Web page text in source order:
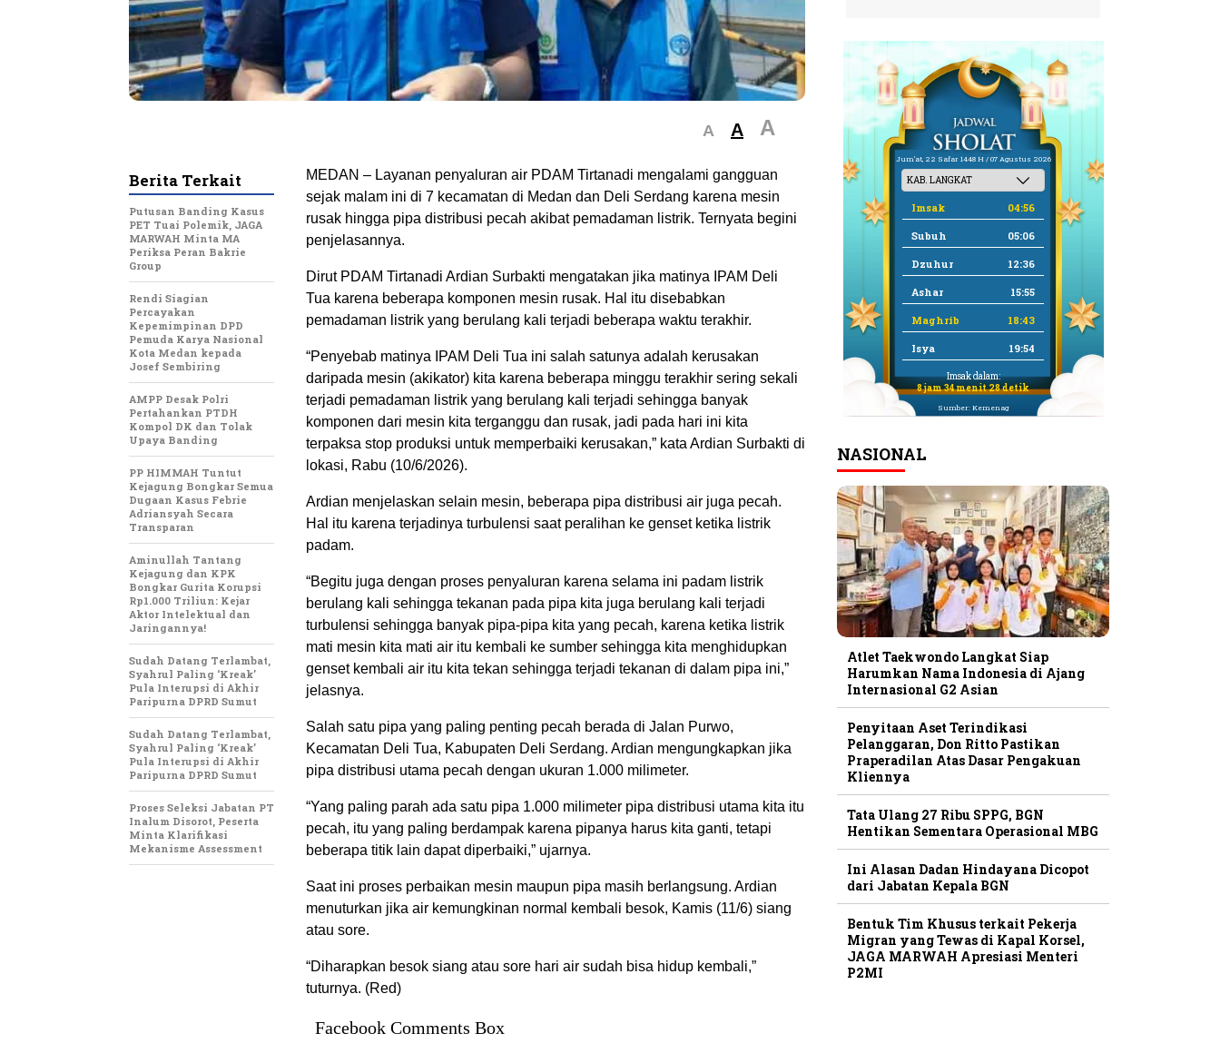
A A A
MEDAN – Layanan penyaluran air PDAM Tirtanadi mengalami gangguan
sejak malam ini di 7 kecamatan di Medan dan Deli Serdang karena mesin
rusak hingga pipa distribusi pecah akibat pemadaman listrik. Ternyata begini
penjelasannya.
Dirut PDAM Tirtanadi Ardian Surbakti mengatakan jika matinya IPAM Deli
Tua karena beberapa komponen mesin rusak. Hal itu disebabkan
pemadaman listrik yang berulang kali terjadi beberapa waktu terakhir.
“Penyebab matinya IPAM Deli Tua ini salah satunya adalah kerusakan
daripada mesin (akikator) kita karena beberapa minggu terakhir sering sekali
terjadi pemadaman listrik yang berulang kali terjadi sehingga banyak
komponen dari mesin kita terganggu dan rusak, jadi pada hari ini kita
terpaksa stop produksi untuk memperbaiki kerusakan,” kata Ardian Surbakti di
lokasi, Rabu (10/6/2026).
Ardian menjelaskan selain mesin, beberapa pipa distribusi air juga pecah.
Hal itu karena terjadinya turbulensi saat peralihan ke genset ketika listrik
padam.
“Begitu juga dengan proses penyaluran karena selama ini padam listrik
berulang kali sehingga tekanan pada pipa kita juga berulang kali terjadi
turbulensi sehingga banyak pipa-pipa kita yang pecah, karena ketika listrik
mati mesin kita mati air itu kembali ke sumber sehingga kita menghidupkan
genset kembali air itu kita tekan sehingga terjadi tekanan di dalam pipa ini,”
jelasnya.
Salah satu pipa yang paling penting pecah berada di Jalan Purwo,
Kecamatan Deli Tua, Kabupaten Deli Serdang. Ardian mengungkapkan jika
pipa distribusi utama pecah dengan ukuran 1.000 milimeter.
“Yang paling parah ada satu pipa 1.000 milimeter pipa distribusi utama kita itu
pecah, itu yang paling berdampak karena pipanya harus kita ganti, tetapi
beberapa titik lain dapat diperbaiki,” ujarnya.
Saat ini proses perbaikan mesin maupun pipa masih berlangsung. Ardian
menuturkan jika air kemungkinan normal kembali besok, Kamis (11/6) siang
atau sore.
“Diharapkan besok siang atau sore hari air sudah bisa hidup kembali,”
tuturnya. (Red)
Facebook Comments Box
Berita Terkait
Putusan Banding Kasus
PET Tuai Polemik, JAGA
MARWAH Minta MA
Periksa Peran Bakrie
Group
Rendi Siagian
Percayakan
Kepemimpinan DPD
Pemuda Karya Nasional
Kota Medan kepada
Josef Sembiring
AMPP Desak Polri
Pertahankan PTDH
Kompol DK dan Tolak
Upaya Banding
PP HIMMAH Tuntut
Kejagung Bongkar Semua
Dugaan Kasus Febrie
Adriansyah Secara
Transparan
Aminullah Tantang
Kejagung dan KPK
Bongkar Gurita Korupsi
Rp1.000 Triliun: Kejar
Aktor Intelektual dan
Jaringannya!
Sudah Datang Terlambat,
Syahrul Paling ‘Kreak’
Pula Interupsi di Akhir
Paripurna DPRD Sumut
Sudah Datang Terlambat,
Syahrul Paling ‘Kreak’
Pula Interupsi di Akhir
Paripurna DPRD Sumut
Proses Seleksi Jabatan PT
Inalum Disorot, Peserta
Minta Klarifikasi
Mekanisme Assessment
Jum'at, 22 Safar 1448 H / 07 Agustus 2026
Imsak 04:56
Subuh 05:06
Dzuhur 12:36
Ashar 15:55
Maghrib 18:43
Isya 19:54
Imsak dalam:
8 jam 34 menit 27 detik
Sumber: Kemenag
NASIONAL
Atlet Taekwondo Langkat Siap
Harumkan Nama Indonesia di Ajang
Internasional G2 Asian
Penyitaan Aset Terindikasi
Pelanggaran, Don Ritto Pastikan
Praperadilan Atas Dasar Pengakuan
Kliennya
Tata Ulang 27 Ribu SPPG, BGN
Hentikan Sementara Operasional MBG
Ini Alasan Dadan Hindayana Dicopot
dari Jabatan Kepala BGN
Bentuk Tim Khusus terkait Pekerja
Migran yang Tewas di Kapal Korsel,
JAGA MARWAH Apresiasi Menteri
P2MI